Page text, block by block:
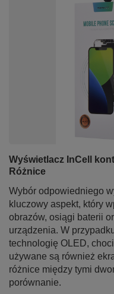
Wyświetlacz InCell
Różnice
Wybór odpowiedniego
kluczowy aspekt, który
obrazów, osiągi baterii
urządzenia. W
technologię OLED,
używane są również
różnice między tymi
porównanie.